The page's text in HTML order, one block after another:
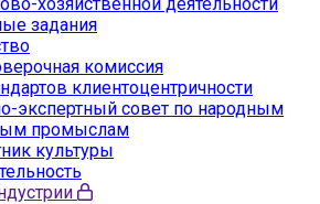
задания
комиссия
клиентоцентричности
экспертный совет по народным
промыслам
культуры